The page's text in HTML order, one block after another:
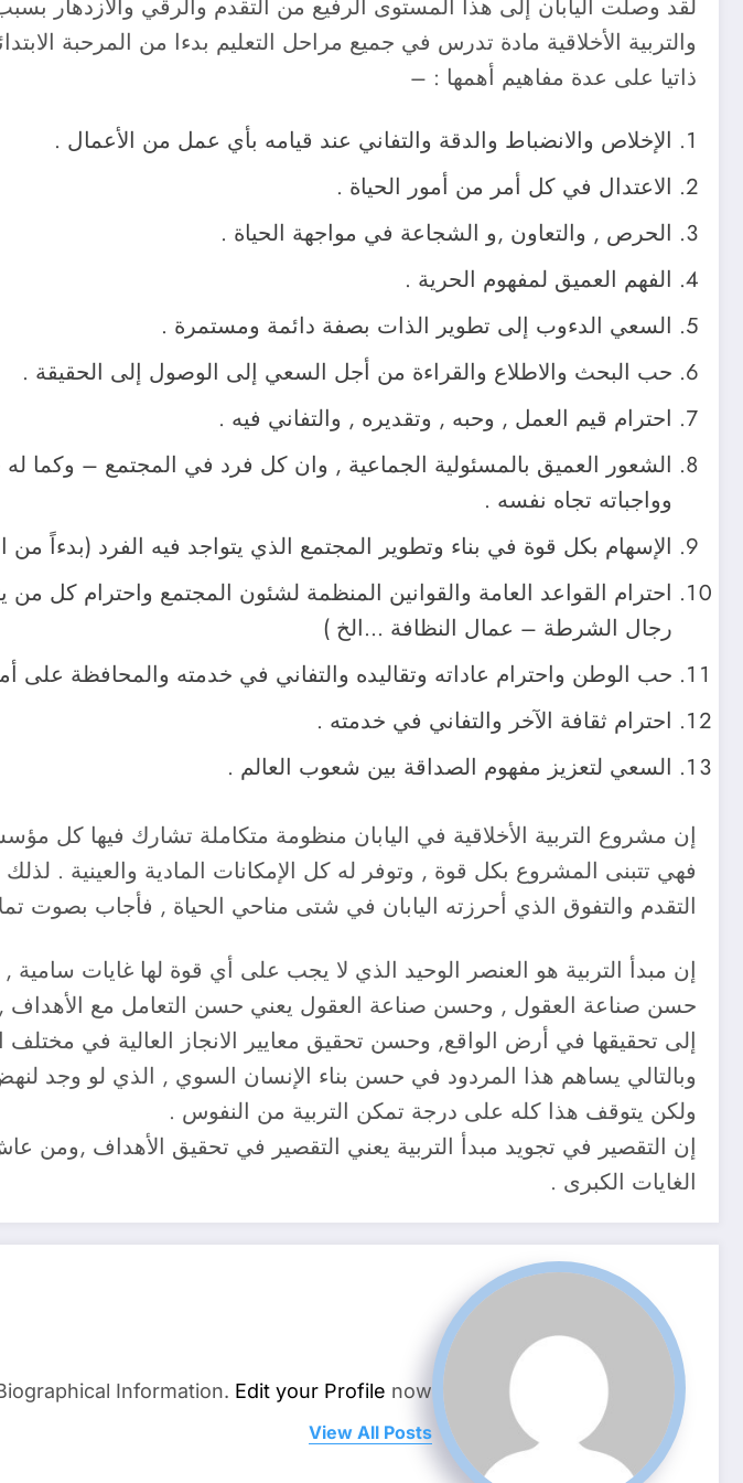
والتربية الأخلاقية مادة تدرس في جميع مراحل التعليم بدءا من المرحبة
ذاتيا على عدة مفاهيم أهمها : –
الإخلاص والانضباط والدقة والتفاني عند قيامه بأي عمل من الأعمال .
الاعتدال في كل أمر من أمور الحياة .
الحرص , والتعاون ,و الشجاعة في مواجهة الحياة .
الفهم العميق لمفهوم الحرية .
السعي الدءوب إلى تطوير الذات بصفة دائمة ومستمرة .
حب البحث والاطلاع والقراءة من أجل السعي إلى الوصول إلى الحقيقة .
احترام قيم العمل , وحبه , وتقديره , والتفاني فيه .
الشعور العميق بالمسئولية الجماعية , وان كل فرد في المجتمع – وكما
وواجباته تجاه نفسه .
الإسهام بكل قوة في بناء وتطوير المجتمع الذي يتواجد فيه الفرد (بدءاً من
احترام القواعد العامة والقوانين المنظمة لشئون المجتمع واحترام كل
رجال الشرطة – عمال النظافة …الخ )
حب الوطن واحترام عاداته وتقاليده والتفاني في خدمته والمحافظة على
احترام ثقافة الآخر والتفاني في خدمته .
السعي لتعزيز مفهوم الصداقة بين شعوب العالم .
إن مشروع التربية الأخلاقية في اليابان منظومة متكاملة تشارك فيها كل
فهي تتبنى المشروع بكل قوة , وتوفر له كل الإمكانات المادية والعينية .
التقدم والتفوق الذي أحرزته اليابان في شتى مناحي الحياة , فأجاب بصوت
إن مبدأ التربية هو العنصر الوحيد الذي لا يجب على أي قوة لها غايات
حسن صناعة العقول , وحسن صناعة العقول يعني حسن التعامل مع
إلى تحقيقها في أرض الواقع, وحسن تحقيق معايير الانجاز العالية في مختلف
وبالتالي يساهم هذا المردود في حسن بناء الإنسان السوي , الذي لو وجد
ولكن يتوقف هذا كله على درجة تمكن التربية من النفوس .
إن التقصير في تجويد مبدأ التربية يعني التقصير في تحقيق الأهداف
الغايات الكبرى .
Information. Edit your Profile now.
View All Posts